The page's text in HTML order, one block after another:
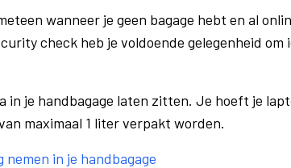
wanneer je geen bagage hebt en al
check heb je voldoende gelegenheid
je handbagage laten zitten. Je hoeft je
maximaal 1 liter verpakt worden.
nemen in je handbagage